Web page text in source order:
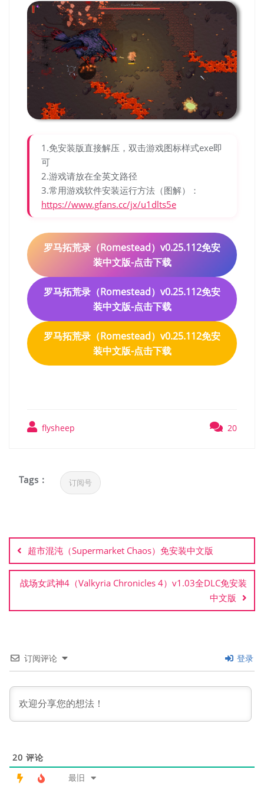
1.免安装版直接解压，双击游戏图标样式exe即
可
2.游戏请放在全英文路径
3.常用游戏软件安装运行方法（图解）：
https://www.gfans.cc/jx/u1dlts5e
罗马拓荒录（Romestead）v0.25.112免安
装中文版-点击下载
罗马拓荒录（Romestead）v0.25.112免安
装中文版-点击下载
罗马拓荒录（Romestead）v0.25.112免安
装中文版-点击下载
flysheep 20
Tags : 订阅号
章
导
航
超市混沌（Supermarket Chaos）免安装中文版
战场女武神4（Valkyria Chronicles 4）v1.03全DLC免安装
中文版
订阅评论 登录
20 评论
最旧